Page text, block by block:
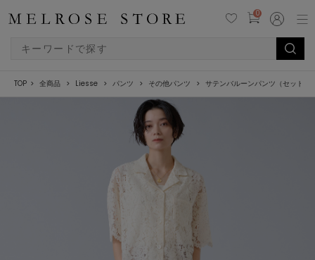
0
TOP 全商品 Liesse パンツ その他パンツ サテンバルーンパンツ（セットア